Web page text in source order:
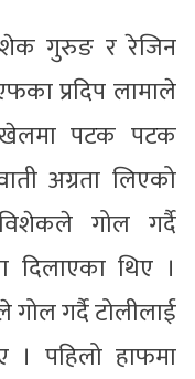
गुरुङ र रेजिन
प्रदिप लामाले
पटक पटक
अग्रता लिएको
गोल गर्दै
दिलाएका थिए ।
गर्दै टोलीलाई
। पहिलो हाफमा